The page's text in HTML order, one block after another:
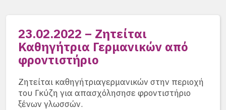
23.02.2022 – Ζητείται
Καθηγήτρια Γερμανικών από
φροντιστήριο
Ζητείται καθηγήτριαγερμανικών στην περιοχή
του Γκύζη για απασχόλησησε φροντιστήριο
ξένων γλωσσών.